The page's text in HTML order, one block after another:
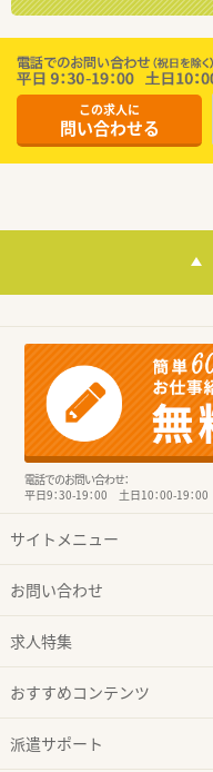
この求人に
問い合わせる
電話でのお問い合わせ：
平日9：30-19：00 土日10：00-19：00
サイトメニュー
お問い合わせ
求人特集
おすすめコンテンツ
派遣サポート